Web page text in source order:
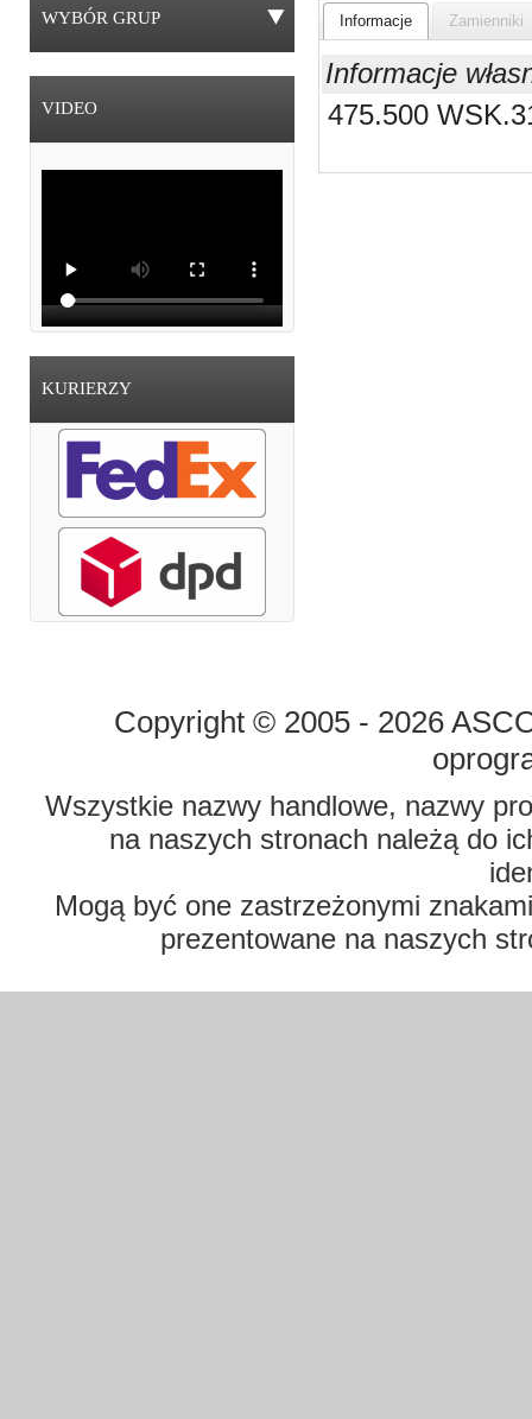
WYBÓR GRUP
VIDEO
KURIERZY
Informacje Zamienniki
Informacje
475.500
Copyright © 2005 - 2026
Wszystkie nazwy handlowe, nazwy
na naszych stronach należą do
Mogą być one zastrzeżonymi
prezentowane na naszych